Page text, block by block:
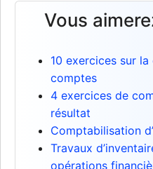
Vous
10 exercices sur
comptes
4 exercices de
résultat
Comptabilisation
Travaux
opérations